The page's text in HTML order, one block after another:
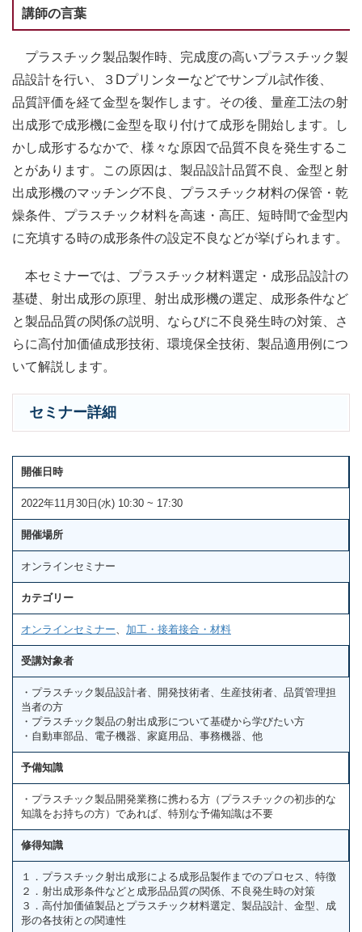
講師の言葉
プラスチック製品製作時、完成度の高いプラスチック製
品設計を行い、３Dプリンターなどでサンプル試作後、
品質評価を経て金型を製作します。その後、量産工法の射
出成形で成形機に金型を取り付けて成形を開始します。し
かし成形するなかで、様々な原因で品質不良を発生するこ
とがあります。この原因は、製品設計品質不良、金型と射
出成形機のマッチング不良、プラスチック材料の保管・乾
燥条件、プラスチック材料を高速・高圧、短時間で金型内
に充填する時の成形条件の設定不良などが挙げられます。
本セミナーでは、プラスチック材料選定・成形品設計の
基礎、射出成形の原理、射出成形機の選定、成形条件など
と製品品質の関係の説明、ならびに不良発生時の対策、さ
らに高付加価値成形技術、環境保全技術、製品適用例につ
いて解説します。
セミナー詳細
開催日時
2022年11月30日(水) 10:30 ~ 17:30
開催場所
オンラインセミナー
カテゴリー
オンラインセミナー、 加工・接着接合・材料
受講対象者
・プラスチック製品設計者、開発技術者、生産技術者、品質管理担
当者の方
・プラスチック製品の射出成形について基礎から学びたい方
・自動車部品、電子機器、家庭用品、事務機器、他
予備知識
・プラスチック製品開発業務に携わる方（プラスチックの初歩的な
知識をお持ちの方）であれば、特別な予備知識は不要
修得知識
１．プラスチック射出成形による成形品製作までのプロセス、特徴
２．射出成形条件などと成形品品質の関係、不良発生時の対策
３．高付加価値製品とプラスチック材料選定、製品設計、金型、成
形の各技術との関連性